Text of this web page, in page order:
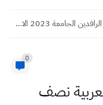
اقساط كلية الرافدين الجامعة 2023 الاجور الدراسية
0
نصف